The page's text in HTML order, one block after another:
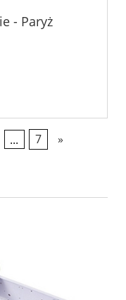
- Paryż
... 7 »